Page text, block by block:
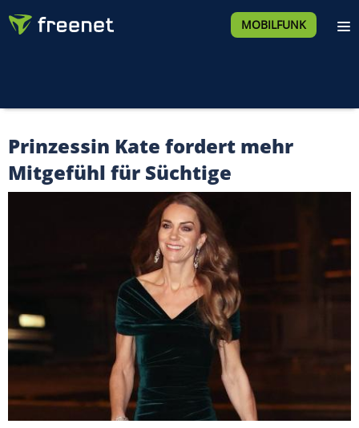
MOBILFUNK
Prinzessin Kate fordert mehr
Mitgefühl für Süchtige